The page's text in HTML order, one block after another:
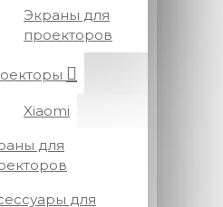
Экраны для
проекторов
Xiaomi
для
для